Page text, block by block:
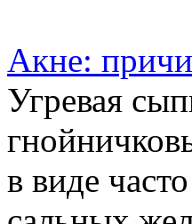
Акне:
Угревая
в виде